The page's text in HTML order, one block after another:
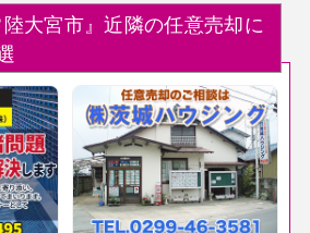
大宮市』近隣の任意売却に